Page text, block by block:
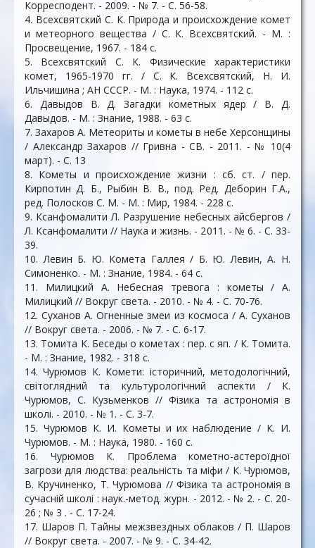
Корресподент. - 2009. - № 7. - С. 56-58.
4. Всехсвятский С. К. Природа и происхождение комет
и метеорного вещества / С. К. Всехсвятский. - М. :
Просвещение, 1967. - 184 c.
5. Всехсвятский С. К. Физические характеристики
комет, 1965-1970 гг. / С. К. Всехсвятский, Н. И.
Ильчишина ; АН СССР. - М. : Наука, 1974. - 112 c.
6. Давыдов В. Д. Загадки кометных ядер / В. Д.
Давыдов. - М. : Знание, 1988. - 63 c.
7. Захаров А. Метеориты и кометы в небе Херсонщины
/ Александр Захаров // Гривна - СВ. - 2011. - № 10(4
март). - С. 13
8. Кометы и происхождение жизни : сб. ст. / пер.
Кирпотин Д. Б., Рыбин В. В., под. Ред. Деборин Г.А.,
ред. Полосков С. М. - М. : Мир, 1984. - 228 c.
9. Ксанфомалити Л. Разрушение небесных айсбергов /
Л. Ксанфомалити // Наука и жизнь. - 2011. - № 6. - С. 33-
39.
10. Левин Б. Ю. Комета Галлея / Б. Ю. Левин, А. Н.
Симоненко. - М. : Знание, 1984. - 64 с.
11. Милицкий А. Небесная тревога : кометы / А.
Милицкий // Вокруг света. - 2010. - № 4. - С. 70-76.
12. Суханов А. Огненные змеи из космоса / А. Суханов
// Вокруг света. - 2006. - № 7. - С. 6-17.
13. Томита К. Беседы о кометах : пер. с яп. / К. Томита.
- М. : Знание, 1982. - 318 c.
14. Чурюмов К. Комети: історичний, методологічний,
світоглядний та культурологічний аспекти / К.
Чурюмов, С. Кузьменков // Фізика та астрономія в
школі. - 2010. - № 1. - С. 3-7.
15. Чурюмов К. И. Кометы и их наблюдение / К. И.
Чурюмов. - М. : Наука, 1980. - 160 c.
16. Чурюмов К. Проблема кометно-астероїдної
загрози для людства: реальність та міфи / К. Чурюмов,
В. Кручиненко, Т. Чурюмова // Фізика та астрономія в
сучасній школі : наук.-метод. журн. - 2012. - № 2. - С. 20-
26 ; № 3 . - С. 17-24.
17. Шаров П. Тайны межзвездных облаков / П. Шаров
// Вокруг света. - 2007. - № 9. - С. 34-42.